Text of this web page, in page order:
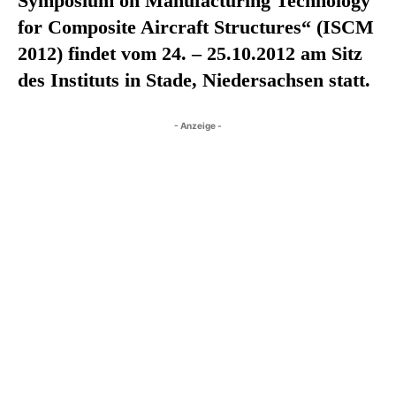
for Composite Aircraft Structures“ (ISCM
2012) findet vom 24. – 25.10.2012 am Sitz
des Instituts in Stade, Niedersachsen statt.
- Anzeige -